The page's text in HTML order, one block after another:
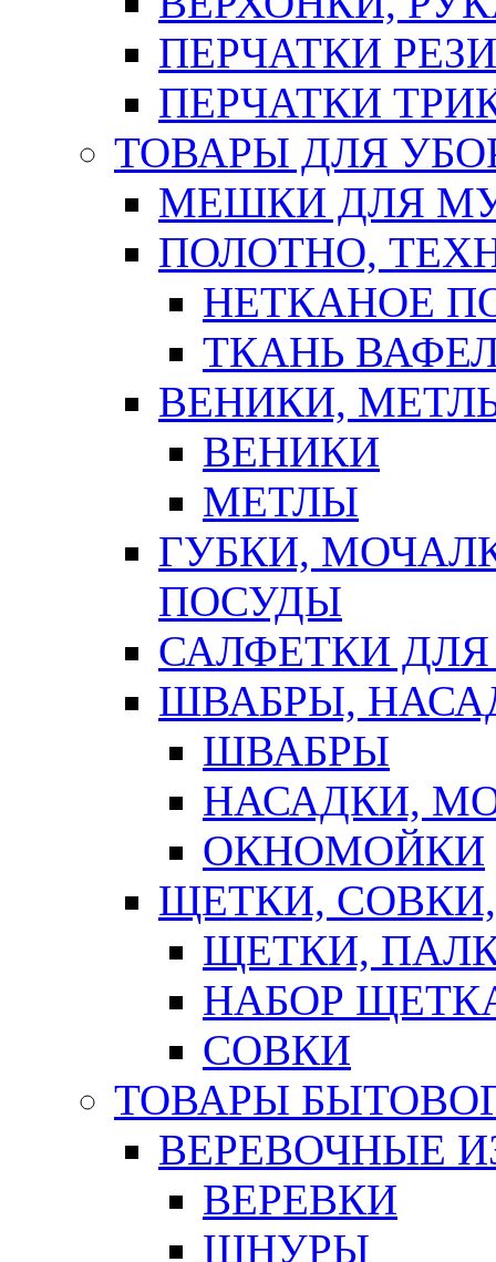
ПЕРЧАТКИ
ПЕРЧАТКИ
ТОВАРЫ ДЛЯ
МЕШКИ ДЛЯ
ПОЛОТНО,
НЕТКАНОЕ
ТКАНЬ
ВЕНИКИ,
ВЕНИКИ
МЕТЛЫ
ГУБКИ,
ПОСУДЫ
САЛФЕТКИ
ШВАБРЫ,
ШВАБРЫ
НАСАДКИ,
ОКНОМОЙКИ
ЩЕТКИ,
ЩЕТКИ,
НАБОР
СОВКИ
ТОВАРЫ
ВЕРЕВОЧНЫЕ
ВЕРЕВКИ
ШНУРЫ